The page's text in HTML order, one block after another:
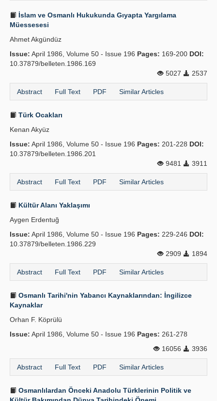
İslam ve Osmanlı Hukukunda Gıyapta Yargılama
Müessesesi
Ahmet Akgündüz
Issue: April 1986, Volume 50 - Issue 196 Pages: 169-200 DOI:
10.37879/belleten.1986.169
5027
2537
Abstract Full Text PDF Similar Articles
Türk Ocakları
Kenan Akyüz
Issue: April 1986, Volume 50 - Issue 196 Pages: 201-228 DOI:
10.37879/belleten.1986.201
9481
3911
Abstract Full Text PDF Similar Articles
Kültür Alanı Yaklaşımı
Aygen Erdentuğ
Issue: April 1986, Volume 50 - Issue 196 Pages: 229-246 DOI:
10.37879/belleten.1986.229
2909
1894
Abstract Full Text PDF Similar Articles
Osmanlı Tarihi'nin Yabancı Kaynaklarından: İngilizce
Kaynaklar
Orhan F. Köprülü
Issue: April 1986, Volume 50 - Issue 196 Pages: 261-278
16056
3936
Abstract Full Text PDF Similar Articles
Osmanlılardan Önceki Anadolu Türklerinin Politik ve